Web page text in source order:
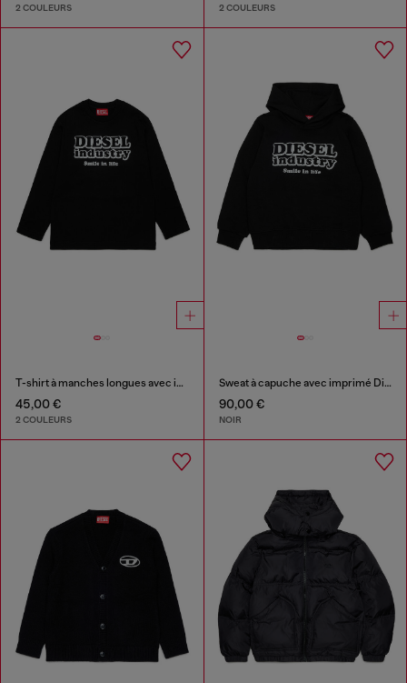
2 COULEURS 2 COULEURS
T-shirt à manches longues avec imprimé Diesel Industry
45,00 €
2 COULEURS
Sweat à capuche avec imprimé Diesel Industry
90,00 €
NOIR